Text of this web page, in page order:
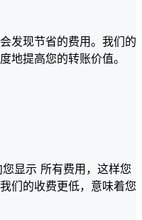
发现节省的费用。我们的
地提高您的转账价值。
您显示 所有费用，这样您
们的收费更低，意味着您